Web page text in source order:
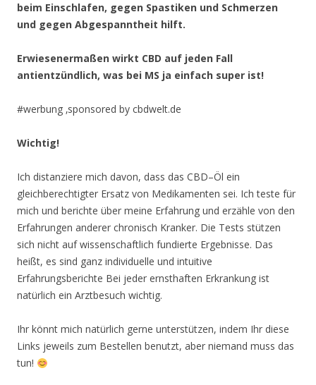
beim Einschlafen, gegen Spastiken und Schmerzen
und gegen Abgespanntheit hilft.
Erwiesenermaßen wirkt CBD auf jeden Fall
antientzündlich, was bei MS ja einfach super ist!
#werbung ‚sponsored by cbdwelt.de
Wichtig!
Ich distanziere mich davon, dass das CBD–Öl ein
gleichberechtigter Ersatz von Medikamenten sei. Ich teste für
mich und berichte über meine Erfahrung und erzähle von den
Erfahrungen anderer chronisch Kranker. Die Tests stützen
sich nicht auf wissenschaftlich fundierte Ergebnisse. Das
heißt, es sind ganz individuelle und intuitive
Erfahrungsberichte Bei jeder ernsthaften Erkrankung ist
natürlich ein Arztbesuch wichtig.
Ihr könnt mich natürlich gerne unterstützen, indem Ihr diese
Links jeweils zum Bestellen benutzt, aber niemand muss das
tun!